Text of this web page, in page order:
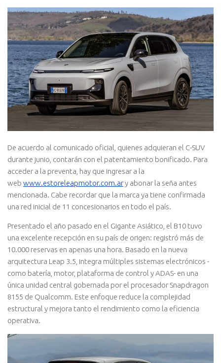
De acuerdo al comunicado oficial, quienes adquieran el C-SUV
durante junio, contarán con el patentamiento bonificado. Para
acceder a la preventa, hay que ingresar a la
web www.estoreleapmotor.com.ary abonar la seña antes
mencionada. Cabe recordar que la marca ya tiene confirmada
una red inicial de 11 concesionarios en todo el país.
Presentado el año pasado en el Gigante Asiático, el B10 tuvo
una excelente recepción en su país de origen: registró más de
10.000 reservas en apenas una hora. Basado en la nueva
arquitectura Leap 3.5, integra múltiples sistemas electrónicos -
como batería, motor, plataforma de control y ADAS- en una
única unidad central gobernada por el procesador Snapdragon
8155 de Qualcomm. Este enfoque reduce la complejidad
estructural y mejora tanto el rendimiento como la eficiencia
operativa.